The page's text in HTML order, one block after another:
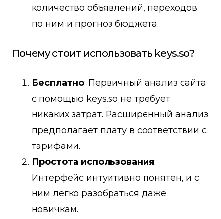
количество объявлений, переходов
по ним и прогноз бюджета.
Почему стоит использовать keys.so?
Бесплатно: Первичный анализ сайта
с помощью keys.so не требует
никаких затрат. Расширенный анализ
предполагает плату в соответствии с
тарифами.
Простота использования:
Интерфейс интуитивно понятен, и с
ним легко разобраться даже
новичкам.